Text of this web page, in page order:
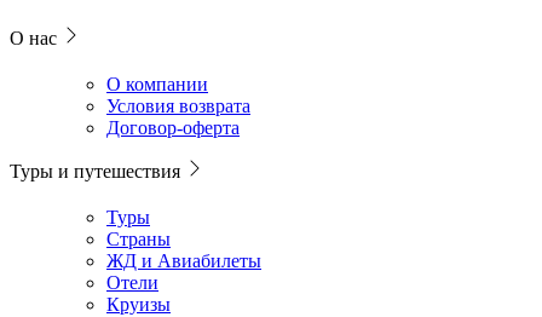
О нас
О компании
Условия возврата
Договор-оферта
Туры и путешествия
Туры
Страны
ЖД и Авиабилеты
Отели
Круизы